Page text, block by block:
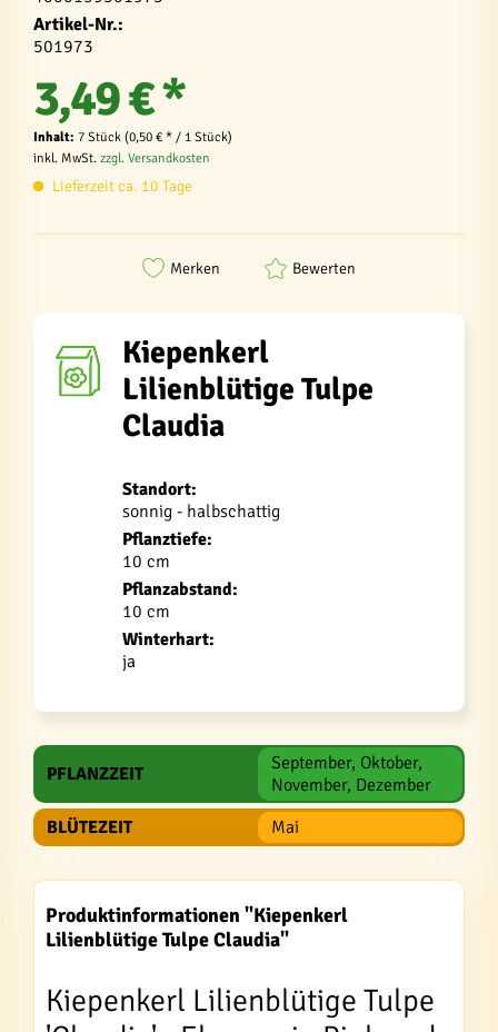
Artikel-Nr.:
501973
3,49 € *
Inhalt: 7 Stück (0,50 € * / 1 Stück)
inkl. MwSt. zzgl. Versandkosten
Lieferzeit ca. 10 Tage
Merken Bewerten
Kiepenkerl
Lilienblütige Tulpe
Claudia
Standort:
sonnig - halbschattig
Pflanztiefe:
10 cm
Pflanzabstand:
10 cm
Winterhart:
ja
PFLANZZEIT
September, Oktober,
November, Dezember
BLÜTEZEIT
Mai
Produktinformationen "Kiepenkerl
Lilienblütige Tulpe Claudia"
Kiepenkerl Lilienblütige Tulpe